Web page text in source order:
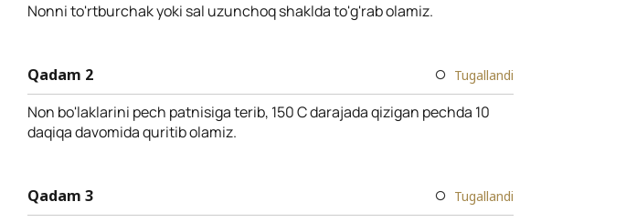
Nonni to'rtburchak yoki sal uzunchoq shaklda to'g'rab olamiz.
Qadam 2 Tugallandi
Non bo'laklarini pech patnisiga terib, 150 C darajada qizigan pechda 10
daqiqa davomida quritib olamiz.
Qadam 3 Tugallandi